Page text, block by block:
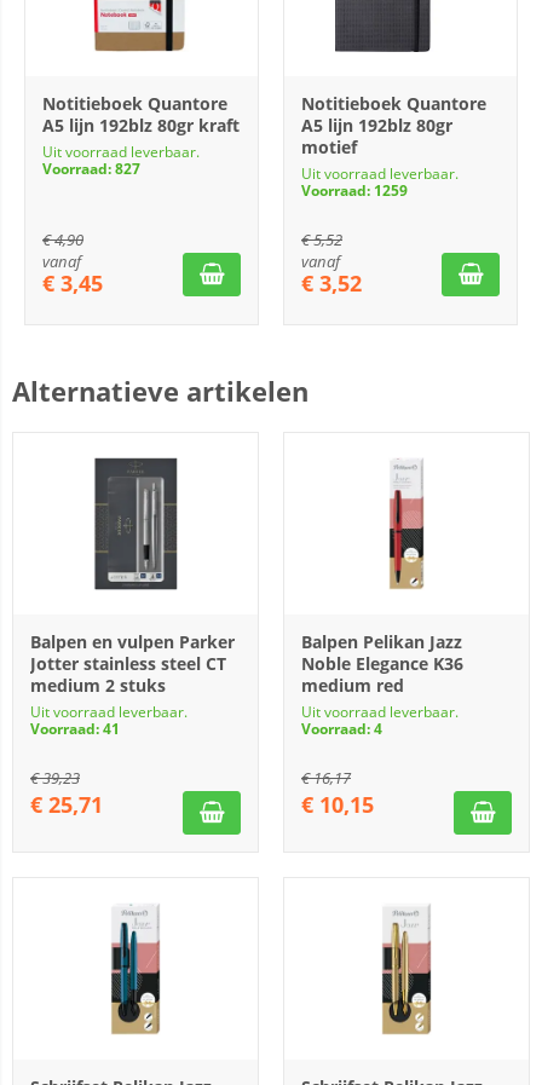
Notitieboek Quantore
A5 lijn 192blz 80gr kraft
Uit voorraad leverbaar.
Voorraad: 827
€4,90
vanaf
€ 3,45
Notitieboek Quantore
A5 lijn 192blz 80gr
motief
Uit voorraad leverbaar.
Voorraad: 1259
€5,52
vanaf
€ 3,52
Alternatieve artikelen
Balpen en vulpen Parker
Jotter stainless steel CT
medium 2 stuks
Uit voorraad leverbaar.
Voorraad: 41
€39,23
€ 25,71
Balpen Pelikan Jazz
Noble Elegance K36
medium red
Uit voorraad leverbaar.
Voorraad: 4
€16,17
€ 10,15